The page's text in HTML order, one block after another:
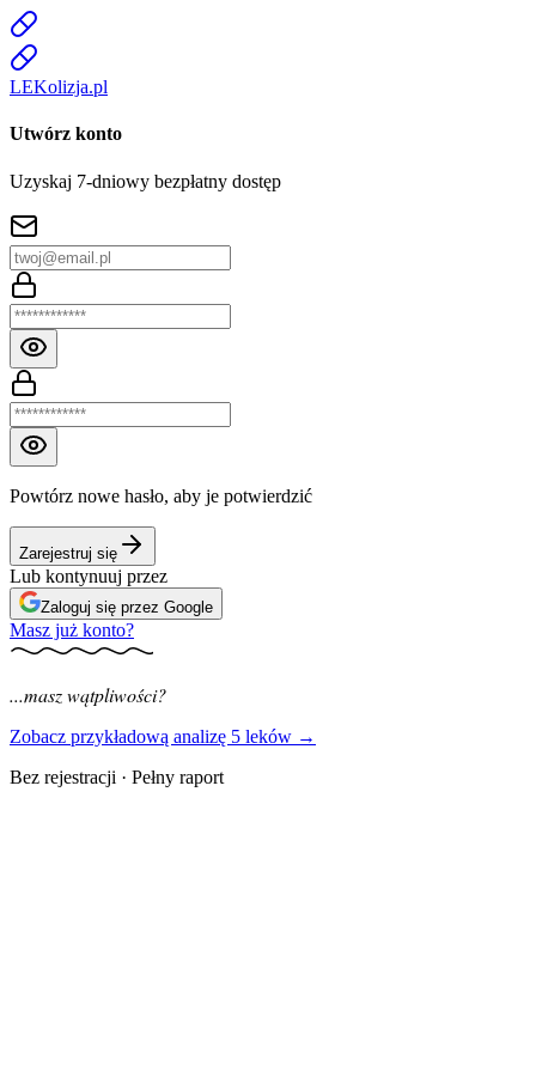
LEKolizja.pl
Utwórz konto
Uzyskaj 7-dniowy bezpłatny dostęp
Powtórz nowe hasło, aby je potwierdzić
Zarejestruj się
Lub kontynuuj przez
Zaloguj się przez Google
Masz już konto?
...masz wątpliwości?
Zobacz przykładową analizę 5 leków →
Bez rejestracji · Pełny raport